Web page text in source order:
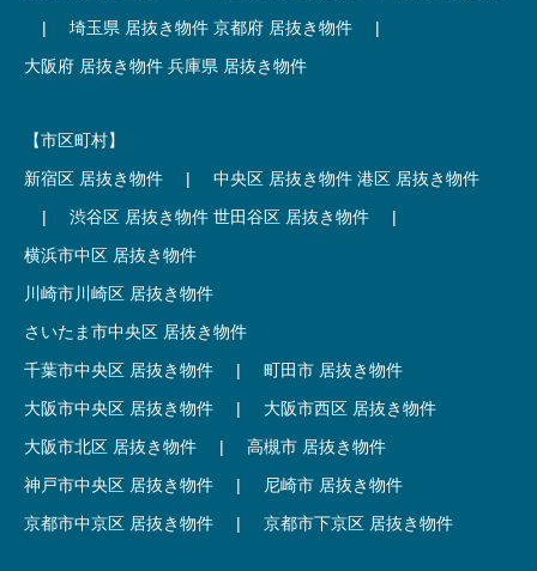
|
埼玉県 居抜き物件 京都府 居抜き物件
|
大阪府 居抜き物件 兵庫県 居抜き物件
【市区町村】
新宿区 居抜き物件
| 中央区 居抜き物件 港区 居抜き物件
|
渋谷区 居抜き物件 世田谷区 居抜き物件
|
横浜市中区 居抜き物件
川崎市川崎区 居抜き物件
さいたま市中央区 居抜き物件
千葉市中央区 居抜き物件
|
町田市 居抜き物件
大阪市中央区 居抜き物件
|
大阪市西区 居抜き物件
大阪市北区 居抜き物件
|
高槻市 居抜き物件
神戸市中央区 居抜き物件
|
尼崎市 居抜き物件
京都市中京区 居抜き物件
| 京都市下京区 居抜き物件